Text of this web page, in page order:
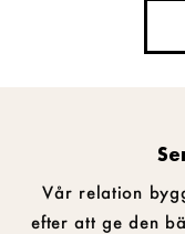
Vår relation
efter att ge den